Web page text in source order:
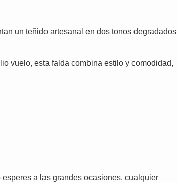
un teñido artesanal en dos tonos degradados
vuelo, esta falda combina estilo y comodidad,
a las grandes ocasiones, cualquier